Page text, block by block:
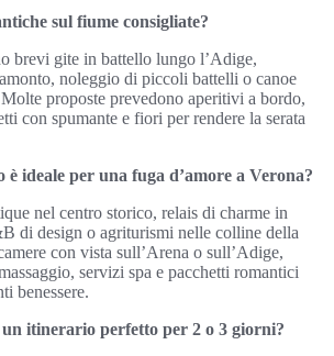
sul fiume consigliate?
brevi gite in battello lungo l’Adige,
noleggio di piccoli battelli o canoe
proposte prevedono aperitivi a bordo,
con spumante e fiori per rendere la serata
è ideale per una fuga d’amore a Verona?
nel centro storico, relais di charme in
di design o agriturismi nelle colline della
con vista sull’Arena o sull’Adige,
servizi spa e pacchetti romantici
benessere.
itinerario perfetto per 2 o 3 giorni?